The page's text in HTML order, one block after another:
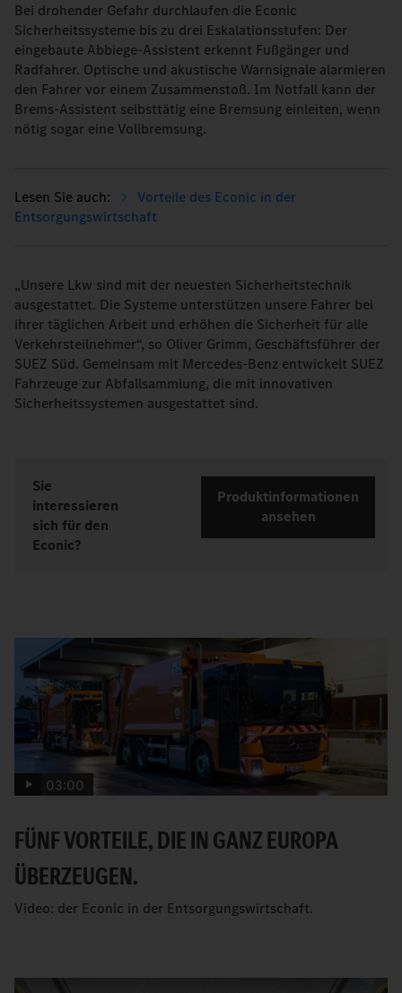
Bei drohender Gefahr durchlaufen die Econic
Sicherheitssysteme bis zu drei Eskalationsstufen: Der
eingebaute Abbiege-Assistent erkennt Fußgänger und
Radfahrer. Optische und akustische Warnsignale alarmieren
den Fahrer vor einem Zusammenstoß. Im Notfall kann der
Brems-Assistent selbsttätig eine Bremsung einleiten, wenn
nötig sogar eine Vollbremsung.
Vorteile des Econic in der
Entsorgungswirtschaft
„Unsere Lkw sind mit der neuesten Sicherheitstechnik
ausgestattet. Die Systeme unterstützen unsere Fahrer bei
ihrer täglichen Arbeit und erhöhen die Sicherheit für alle
Verkehrsteilnehmer“, so Oliver Grimm, Geschäftsführer der
SUEZ Süd. Gemeinsam mit Mercedes-Benz entwickelt SUEZ
Fahrzeuge zur Abfallsammlung, die mit innovativen
Sicherheitssystemen ausgestattet sind.
Sie
interessieren
sich für den
Econic?
Produktinformationen
ansehen
03:00
FÜNF VORTEILE, DIE IN GANZ EUROPA
ÜBERZEUGEN.
Video: der Econic in der Entsorgungswirtschaft.